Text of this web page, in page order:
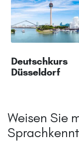
Deutschkurs
Düsseldorf
Weisen Sie